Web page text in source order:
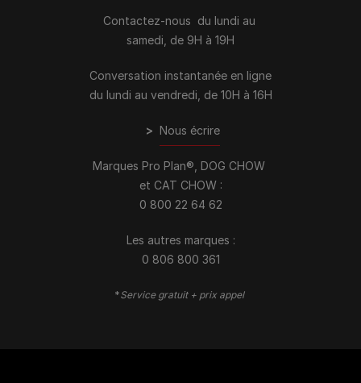
Contactez-nous du lundi au
samedi, de 9H à 19H
Conversation instantanée en ligne
du lundi au vendredi, de 10H à 16H
> Nous écrire
Marques Pro Plan®, DOG CHOW
et CAT CHOW :
0 800 22 64 62
Les autres marques :​
0 806 800 361
*Service gratuit + prix appel